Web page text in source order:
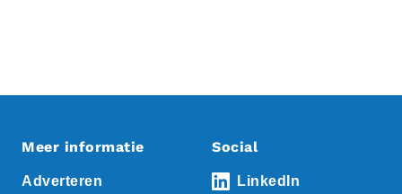
Meer informatie
Adverteren
Social
LinkedIn